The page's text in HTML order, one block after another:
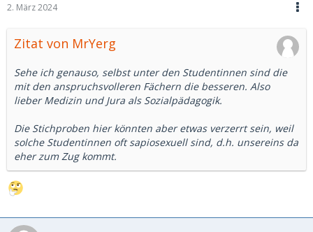
2. März 2024
Zitat von MrYerg
Sehe ich genauso, selbst unter den Studentinnen sind die
mit den anspruchsvolleren Fächern die besseren. Also
lieber Medizin und Jura als Sozialpädagogik.
Die Stichproben hier könnten aber etwas verzerrt sein, weil
solche Studentinnen oft sapiosexuell sind, d.h. unsereins da
eher zum Zug kommt.